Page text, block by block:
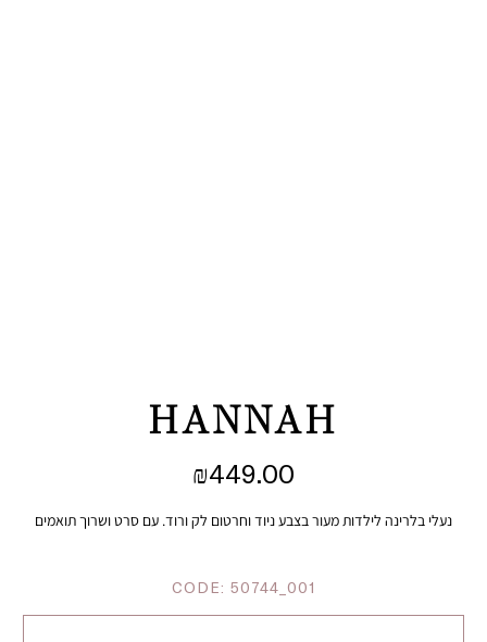
HANNAH
₪449.00
נעלי בלרינה לילדות מעור בצבע ניוד וחרטום לק ורוד. עם סרט ושרוך תואמים
CODE: 50744_001